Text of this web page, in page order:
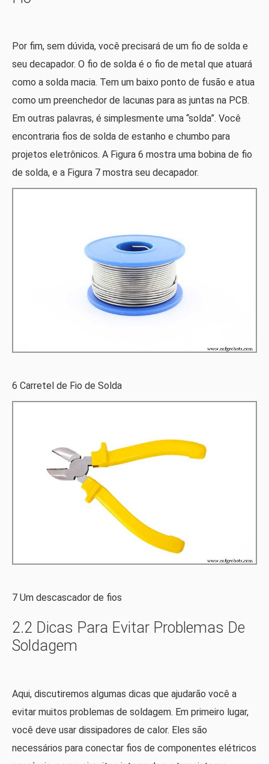
Por fim, sem dúvida, você precisará de um fio de solda e
seu decapador. O fio de solda é o fio de metal que atuará
como a solda macia. Tem um baixo ponto de fusão e atua
como um preenchedor de lacunas para as juntas na PCB.
Em outras palavras, é simplesmente uma “solda”. Você
encontraria fios de solda de estanho e chumbo para
projetos eletrônicos. A Figura 6 mostra uma bobina de fio
de solda, e a Figura 7 mostra seu decapador.
6 Carretel de Fio de Solda
7 Um descascador de fios
2.2 Dicas Para Evitar Problemas De
Soldagem
Aqui, discutiremos algumas dicas que ajudarão você a
evitar muitos problemas de soldagem. Em primeiro lugar,
você deve usar dissipadores de calor. Eles são
necessários para conectar fios de componentes elétricos